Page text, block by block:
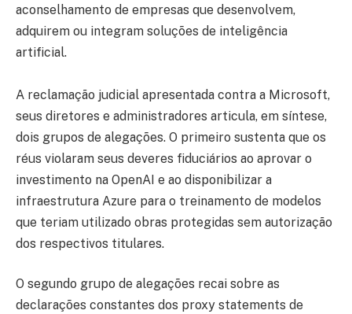
aconselhamento de empresas que desenvolvem,
adquirem ou integram soluções de inteligência
artificial.
A reclamação judicial apresentada contra a Microsoft,
seus diretores e administradores articula, em síntese,
dois grupos de alegações. O primeiro sustenta que os
réus violaram seus deveres fiduciários ao aprovar o
investimento na OpenAI e ao disponibilizar a
infraestrutura Azure para o treinamento de modelos
que teriam utilizado obras protegidas sem autorização
dos respectivos titulares.
O segundo grupo de alegações recai sobre as
declarações constantes dos proxy statements de